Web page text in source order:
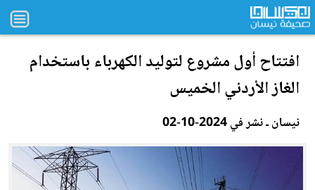
افتتاح أول مشروع لتوليد الكهرباء باستخدام
الغازالأردني الخميس
نيسان ـ نشر في 2024-10-02